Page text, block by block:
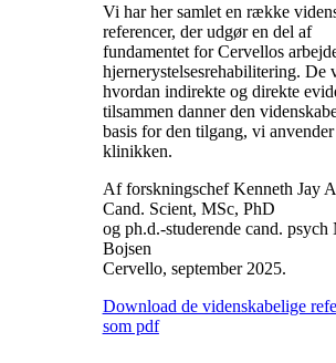
Vi har her samlet en række
referencer, der udgør en del af
fundamentet for Cervellos
hjernerystelsesrehabilitering. De
hvordan indirekte og direkte
tilsammen danner den
basis for den tilgang, vi
klinikken.
Af forskningschef Kenneth Jay
Cand. Scient, MSc, PhD
og ph.d.-studerende cand. psych
Bojsen
Cervello, september 2025.
Download de videnskabelige
som pdf